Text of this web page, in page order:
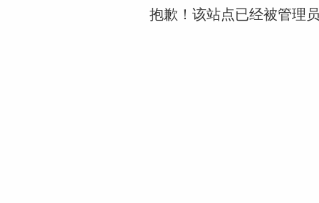
抱歉！该站点已经被管理